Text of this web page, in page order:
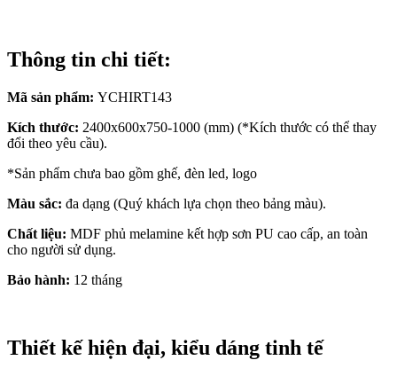
Thông tin chi tiết:
Mã sản phẩm: YCHIRT143
Kích thước: 2400x600x750-1000 (mm) (*Kích thước có thể thay
đổi theo yêu cầu).
*Sản phẩm chưa bao gồm ghế, đèn led, logo
Màu sắc: đa dạng (Quý khách lựa chọn theo bảng màu).
Chất liệu: MDF phủ melamine kết hợp sơn PU cao cấp, an toàn
cho người sử dụng.
Bảo hành: 12 tháng
Thiết kế hiện đại, kiểu dáng tinh tế